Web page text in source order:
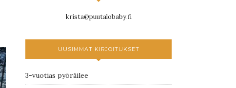
krista@puutalobaby.fi
UUSIMMAT KIRJOITUKSET
3-vuotias pyöräilee